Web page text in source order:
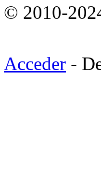
© 2010-
Acceder -